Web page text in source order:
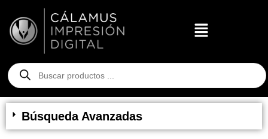
Búsqueda Avanzadas